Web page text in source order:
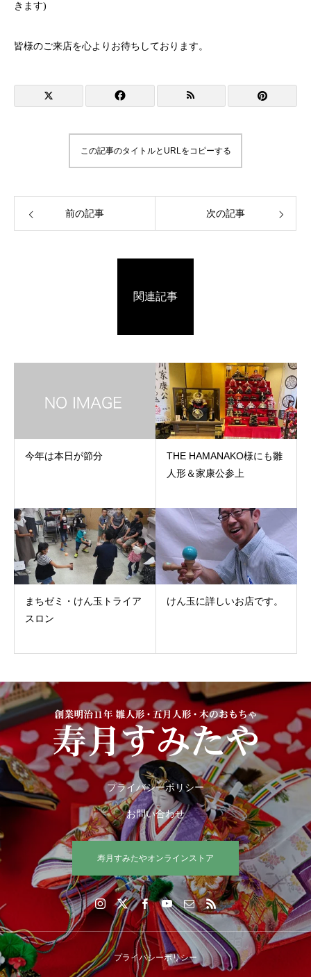
きます)
皆様のご来店を心よりお待ちしております。
この記事のタイトルとURLをコピーする
前の記事 次の記事
関連記事
今年は本日が節分
THE HAMANAKO様にも雛
人形＆家康公参上
まちゼミ・けん玉トライア
スロン
けん玉に詳しいお店です。
プライバシーポリシー
お問い合わせ
寿月すみたやオンラインストア
プライバシーポリシー